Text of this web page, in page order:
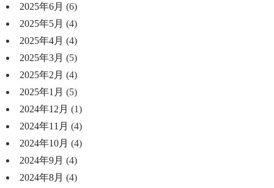
2025年6月 (6)
2025年5月 (4)
2025年4月 (4)
2025年3月 (5)
2025年2月 (4)
2025年1月 (5)
2024年12月 (1)
2024年11月 (4)
2024年10月 (4)
2024年9月 (4)
2024年8月 (4)